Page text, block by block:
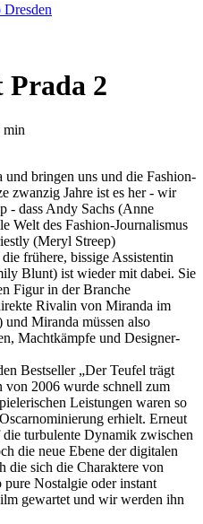
Prada 2
min
bringen uns und die Fashion-
zwanzig Jahre ist es her - wir
- dass Andy Sachs (Anne
Welt des Fashion-Journalismus
(Meryl Streep)
frühere, bissige Assistentin
Blunt) ist wieder mit dabei. Sie
Figur in der Branche
Rivalin von Miranda im
Miranda müssen also
Machtkämpfe und Designer-
Bestseller „Der Teufel trägt
von 2006 wurde schnell zum
Leistungen waren so
erhielt. Erneut
turbulente Dynamik zwischen
die neue Ebene der digitalen
die sich die Charaktere von
pure Nostalgie oder instant
gewartet und wir werden ihn